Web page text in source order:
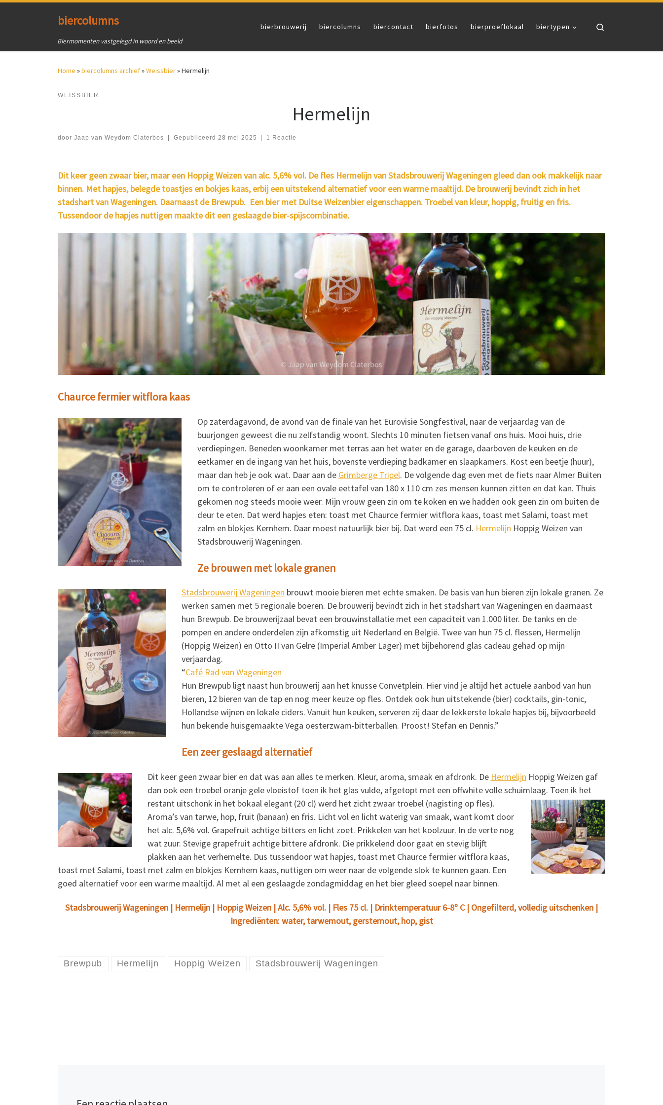
biercolumns
Biermomenten vastgelegd in woord en beeld
bierbrouwerij biercolumns biercontact bierfotos bierproeflokaal biertypen
Home »biercolumns archief»Weissbier»Hermelijn
WEISSBIER
Hermelijn
door Jaap van Weydom Claterbos Gepubliceerd 28 mei 2025 1 Reactie
Dit keer geen zwaar bier, maar een Hoppig Weizen van alc. 5,6% vol. De fles Hermelijn van Stadsbrouwerij Wageningen gleed dan ook makkelijk naar
binnen. Met hapjes, belegde toastjes en bokjes kaas, erbij een uitstekend alternatief voor een warme maaltijd. De brouwerij bevindt zich in het
stadshart van Wageningen. Daarnaast de Brewpub. Een bier met Duitse Weizenbier eigenschappen. Troebel van kleur, hoppig, fruitig en fris.
Tussendoor de hapjes nuttigen maakte dit een geslaagde bier-spijscombinatie.
Chaurce fermier witflora kaas
Op zaterdagavond, de avond van de finale van het Eurovisie Songfestival, naar de verjaardag van de
buurjongen geweest die nu zelfstandig woont. Slechts 10 minuten fietsen vanaf ons huis. Mooi huis, drie
verdiepingen. Beneden woonkamer met terras aan het water en de garage, daarboven de keuken en de
eetkamer en de ingang van het huis, bovenste verdieping badkamer en slaapkamers. Kost een beetje (huur),
maar dan heb je ook wat. Daar aan de Grimberge Tripel. De volgende dag even met de fiets naar Almer Buiten
om te controleren of er aan een ovale eettafel van 180 x 110 cm zes mensen kunnen zitten en dat kan. Thuis
gekomen nog steeds mooie weer. Mijn vrouw geen zin om te koken en we hadden ook geen zin om buiten de
deur te eten. Dat werd hapjes eten: toast met Chaurce fermier witflora kaas, toast met Salami, toast met
zalm en blokjes Kernhem. Daar moest natuurlijk bier bij. Dat werd een 75 cl. Hermelijn Hoppig Weizen van
Stadsbrouwerij Wageningen.
Ze brouwen met lokale granen
Stadsbrouwerij Wageningen brouwt mooie bieren met echte smaken. De basis van hun bieren zijn lokale granen. Ze
werken samen met 5 regionale boeren. De brouwerij bevindt zich in het stadshart van Wageningen en daarnaast
hun Brewpub. De brouwerijzaal bevat een brouwinstallatie met een capaciteit van 1.000 liter. De tanks en de
pompen en andere onderdelen zijn afkomstig uit Nederland en België. Twee van hun 75 cl. flessen, Hermelijn
(Hoppig Weizen) en Otto II van Gelre (Imperial Amber Lager) met bijbehorend glas cadeau gehad op mijn
verjaardag.
“Café Rad van Wageningen
Hun Brewpub ligt naast hun brouwerij aan het knusse Convetplein. Hier vind je altijd het actuele aanbod van hun
bieren, 12 bieren van de tap en nog meer keuze op fles. Ontdek ook hun uitstekende (bier) cocktails, gin-tonic,
Hollandse wijnen en lokale ciders. Vanuit hun keuken, serveren zij daar de lekkerste lokale hapjes bij, bijvoorbeeld
hun bekende huisgemaakte Vega oesterzwam-bitterballen. Proost! Stefan en Dennis.”
Een zeer geslaagd alternatief
Dit keer geen zwaar bier en dat was aan alles te merken. Kleur, aroma, smaak en afdronk. De Hermelijn Hoppig Weizen gaf
dan ook een troebel oranje gele vloeistof toen ik het glas vulde, afgetopt met een offwhite volle schuimlaag. Toen ik het
restant uitschonk in het bokaal elegant (20 cl) werd het zicht zwaar troebel (nagisting op fles).
Aroma’s van tarwe, hop, fruit (banaan) en fris. Licht vol en licht waterig van smaak, want komt door
het alc. 5,6% vol. Grapefruit achtige bitters en licht zoet. Prikkelen van het koolzuur. In de verte nog
wat zuur. Stevige grapefruit achtige bittere afdronk. Die prikkelend door gaat en stevig blijft
plakken aan het verhemelte. Dus tussendoor wat hapjes, toast met Chaurce fermier witflora kaas,
toast met Salami, toast met zalm en blokjes Kernhem kaas, nuttigen om weer naar de volgende slok te kunnen gaan. Een
goed alternatief voor een warme maaltijd. Al met al een geslaagde zondagmiddag en het bier gleed soepel naar binnen.
Stadsbrouwerij Wageningen | Hermelijn | Hoppig Weizen | Alc. 5,6% vol. | Fles 75 cl. | Drinktemperatuur 6-8º C | Ongefilterd, volledig uitschenken |
Ingrediënten: water, tarwemout, gerstemout, hop, gist
Brewpub Hermelijn Hoppig Weizen Stadsbrouwerij Wageningen